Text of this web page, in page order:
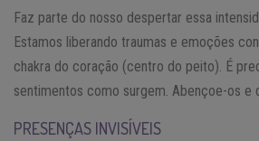
Faz parte do nosso despertar essa
Estamos liberando traumas e emoções
chakra do coração (centro do peito). É
sentimentos como surgem. Abençoe-os e
PRESENÇAS INVISÍVEIS